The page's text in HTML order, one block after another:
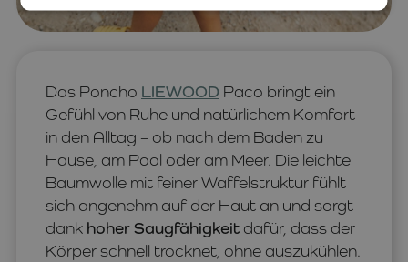
Das Poncho LIEWOOD Paco bringt ein
Gefühl von Ruhe und natürlichem Komfort
in den Alltag – ob nach dem Baden zu
Hause, am Pool oder am Meer. Die leichte
Baumwolle mit feiner Waffelstruktur fühlt
sich angenehm auf der Haut an und sorgt
dank hoher Saugfähigkeit dafür, dass der
Körper schnell trocknet, ohne auszukühlen.